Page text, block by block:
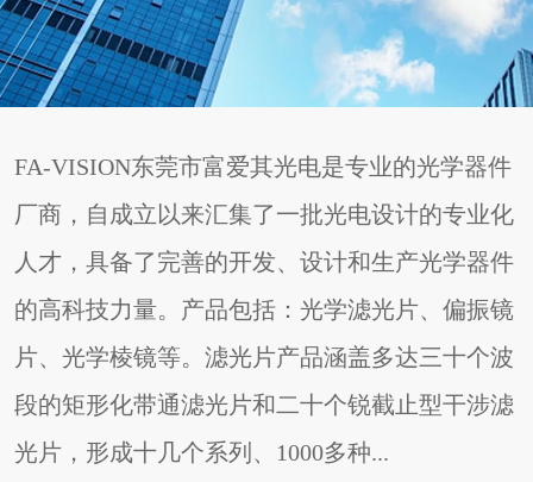
FA-VISION东莞市富爱其光电是专业的光学器件
厂商，自成立以来汇集了一批光电设计的专业化
人才，具备了完善的开发、设计和生产光学器件
的高科技力量。产品包括：光学滤光片、偏振镜
片、光学棱镜等。滤光片产品涵盖多达三十个波
段的矩形化带通滤光片和二十个锐截止型干涉滤
光片，形成十几个系列、1000多种...